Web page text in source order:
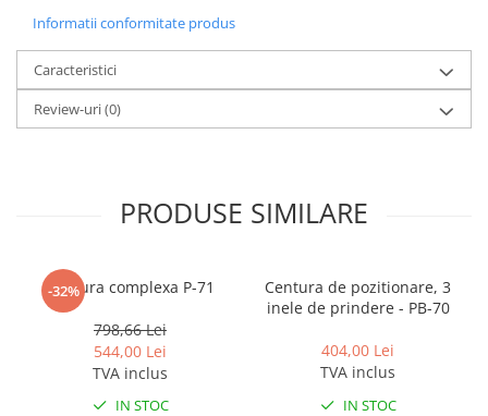
Sorturi
Pentru copii
Pantaloni de lucru cu pieptar
Veste de lucru
Jachete / Bluze salopeta
Pantaloni de lucru cu pieptar
Pantaloni de lucru in talie
Tricouri polo
Veste de lucru
Informatii conformitate produs
Caracteristici
Review-uri(0)
PRODUSE SIMILARE
-32%
Centura complexa P-71
798,66 Lei
544,00 Lei
TVA inclus
IN STOC
Centura de pozitionare, 3
inele de prindere - PB-70
404,00 Lei
TVA inclus
IN STOC